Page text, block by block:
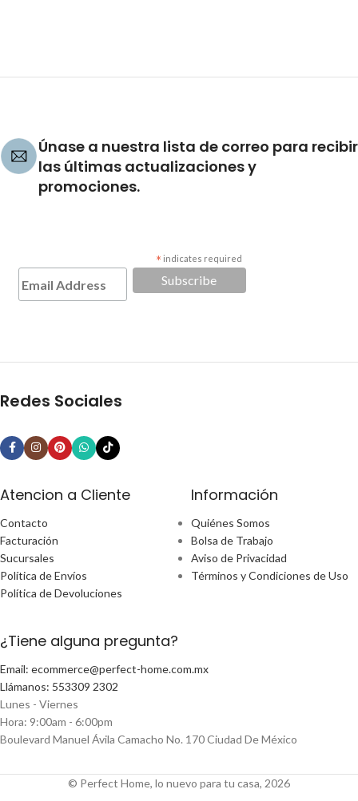
Únase a nuestra lista de correo para recibir
las últimas actualizaciones y
promociones.
* indicates required
Redes Sociales
Atencion a Cliente
Contacto
Facturación
Sucursales
Política de Envíos
Política de Devoluciones
Información
Quiénes Somos
Bolsa de Trabajo
Aviso de Privacidad
Términos y Condiciones de Uso
¿Tiene alguna pregunta?
Email: ecommerce@perfect-home.com.mx
Llámanos: 553309 2302
Lunes - Viernes
Hora: 9:00am - 6:00pm
Boulevard Manuel Ávila Camacho No. 170 Ciudad De México
© Perfect Home, lo nuevo para tu casa, 2026